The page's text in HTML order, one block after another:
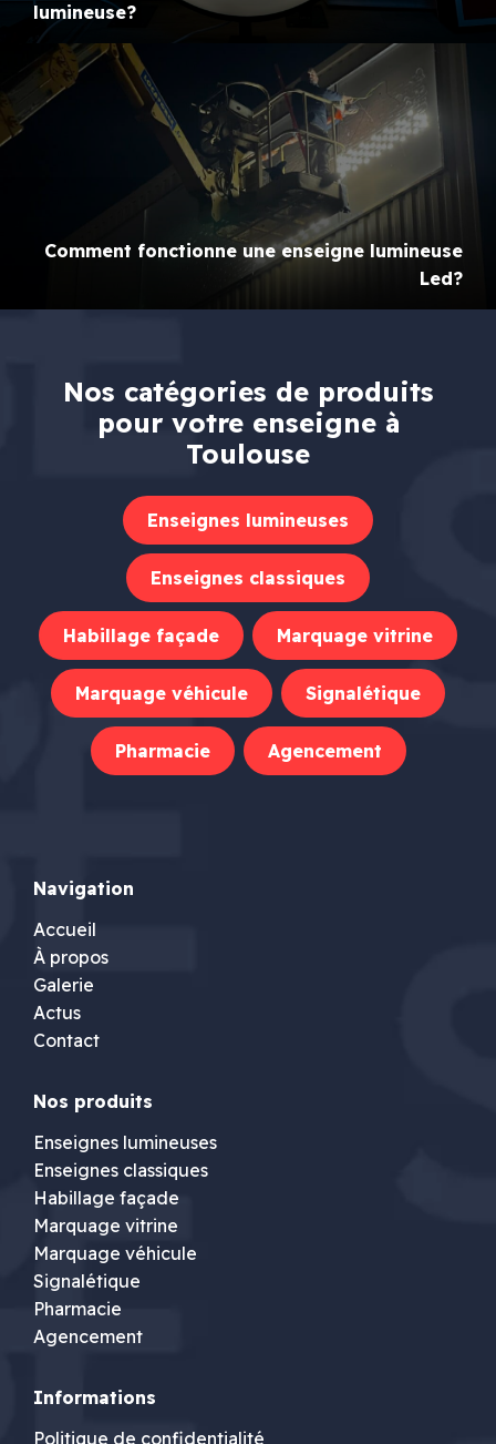
lumineuse?
Comment fonctionne une enseigne lumineuse
Led?
Nos catégories de produits
pour votre enseigne à
Toulouse
Enseignes lumineuses
Enseignes classiques
Habillage façade Marquage vitrine
Marquage véhicule Signalétique
Pharmacie Agencement
Navigation
Accueil
À propos
Galerie
Actus
Contact
Nos produits
Enseignes lumineuses
Enseignes classiques
Habillage façade
Marquage vitrine
Marquage véhicule
Signalétique
Pharmacie
Agencement
Informations
Politique de confidentialité